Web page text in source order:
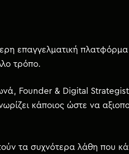
επαγγελματική
τρόπο.
Founder & Digital
κάποιος ώστε να
τα συχνότερα λάθη που